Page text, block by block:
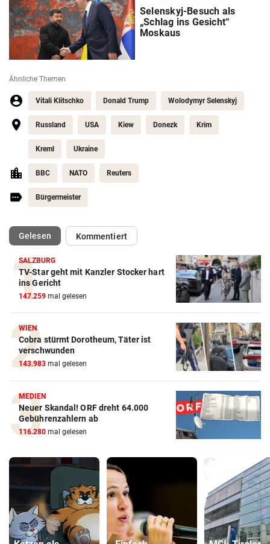
Selenskyj-Besuch als
„Schlag ins Gesicht“
Moskaus
Ähnliche Themen
Vitali Klitschko Donald Trump Wolodymyr Selenskyj
Russland USA Kiew Donezk Krim
Kreml Ukraine
BBC NATO Reuters
Bürgermeister
Gelesen(ausgewählt)Kommentiert
SALZBURG
TV-Star geht mit Kanzler Stocker hart
ins Gericht
147.259 mal gelesen
WIEN
Cobra stürmt Dorotheum, Täter ist
verschwunden
143.983 mal gelesen
MEDIEN
Neuer Skandal! ORF dreht 64.000
Gebührenzahlern ab
116.280 mal gelesen